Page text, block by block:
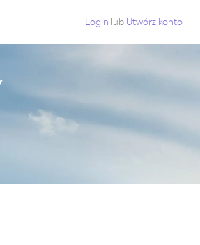
Login lub Utwórz konto